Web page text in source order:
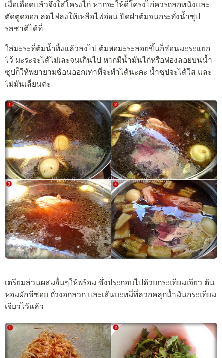
เมื่อเดือดแล้วจึงใส่โครงไก่ หากจะให้ดีโครงไก่ควรถลกหนังและ
ตัดตูดออก ลดไฟลงให้เหลือไฟอ่อน ปิดฝาต้มจนกระทั่งน้ำซุป
รสชาติได้ที่
ใส่มะระที่ต้มน้ำทิ้งแล้วลงไป ต้มพอมะระลอยขึ้นก็ช้อนมะระแยก
ไว้ มะระจะได้ไม่เละจนเกินไป หากมีน้ำมันไก่หรือฟองลอยบนน้ำ
ซุปก็ให้พยายามช้อนออกเท่าที่จะทำได้นะคะ น้ำซุปจะได้ใส และ
ไม่มันเลี่ยนค่ะ
เตรียมส่วนผสมอื่นๆให้พร้อม ซึ่งประกอบไปด้วยกระเทียมเจียว ต้น
หอมผักชีซอย ถั่วงอกลวก และเส้นบะหมี่ที่ลวกคลุกน้ำมันกระเทียม
เจียวไว้แล้ว